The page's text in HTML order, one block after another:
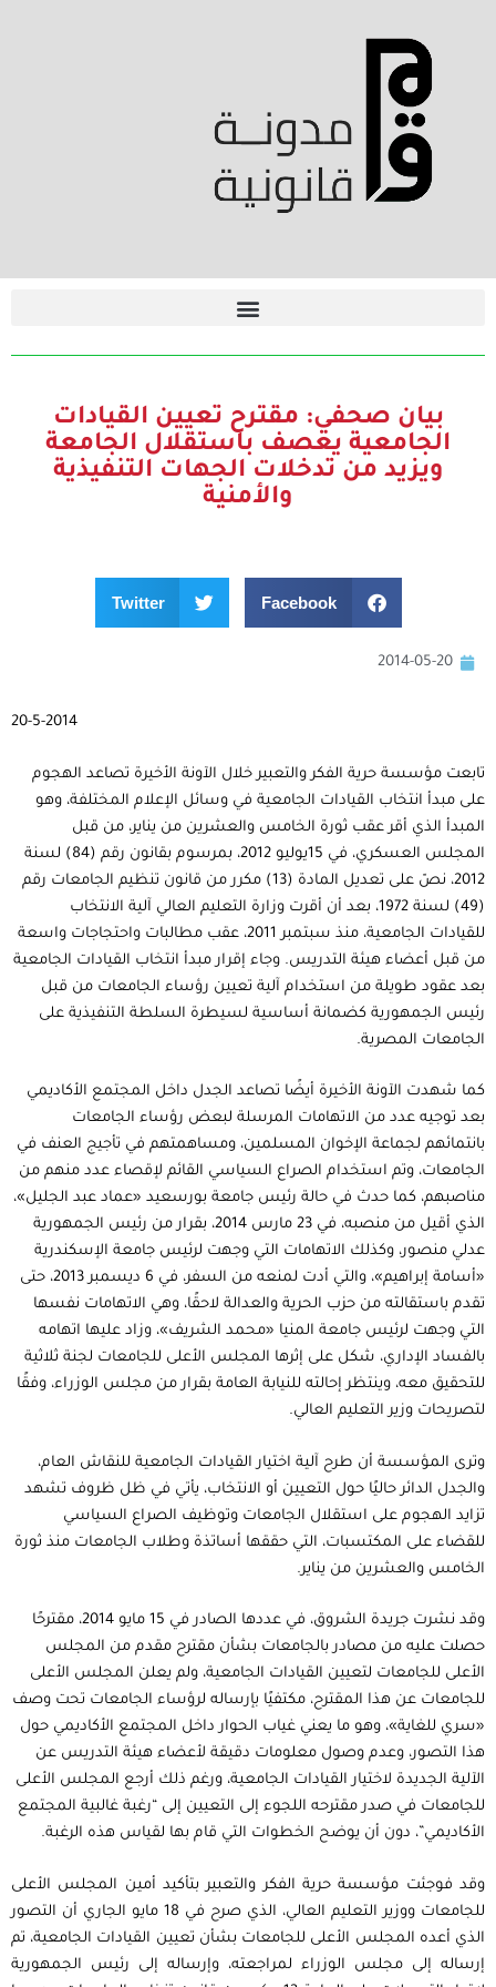
بيان صحفي: مقترح تعيين القيادات
الجامعية يعصف باستقلال الجامعة
ويزيد من تدخلات الجهات التنفيذية
والأمنية
Facebook
Twitter
2014-05-20
20-5-2014
تابعت مؤسسة حرية الفكر والتعبير خلال الآونة الأخيرة تصاعد الهجوم
على مبدأ انتخاب القيادات الجامعية في وسائل الإعلام المختلفة، وهو
المبدأ الذي أقر عقب ثورة الخامس والعشرين من يناير، من قبل
المجلس العسكري، في 15يوليو 2012، بمرسوم بقانون رقم (84) لسنة
2012، نصّ على تعديل المادة (13) مكرر من قانون تنظيم الجامعات رقم
(49) لسنة 1972، بعد أن أقرت وزارة التعليم العالي آلية الانتخاب
للقيادات الجامعية، منذ سبتمبر 2011، عقب مطالبات واحتجاجات واسعة
من قبل أعضاء هيئة التدريس. وجاء إقرار مبدأ انتخاب القيادات الجامعية
بعد عقود طويلة من استخدام آلية تعيين رؤساء الجامعات من قبل
رئيس الجمهورية كضمانة أساسية لسيطرة السلطة التنفيذية على
الجامعات المصرية.
كما شهدت الآونة الأخيرة أيضًا تصاعد الجدل داخل المجتمع الأكاديمي
بعد توجيه عدد من الاتهامات المرسلة لبعض رؤساء الجامعات
بانتمائهم لجماعة الإخوان المسلمين، ومساهمتهم في تأجيج العنف في
الجامعات، وتم استخدام الصراع السياسي القائم لإقصاء عدد منهم من
مناصبهم، كما حدث في حالة رئيس جامعة بورسعيد «عماد عبد الجليل»،
الذي أقيل من منصبه، في 23 مارس 2014، بقرار من رئيس الجمهورية
عدلي منصور، وكذلك الاتهامات التي وجهت لرئيس جامعة الإسكندرية
«أسامة إبراهيم»، والتي أدت لمنعه من السفر، في 6 ديسمبر 2013، حتى
تقدم باستقالته من حزب الحرية والعدالة لاحقًا، وهي الاتهامات نفسها
التي وجهت لرئيس جامعة المنيا «محمد الشريف»، وزاد عليها اتهامه
بالفساد الإداري، شكل على إثرها المجلس الأعلى للجامعات لجنة ثلاثية
للتحقيق معه، وينتظر إحالته للنيابة العامة بقرار من مجلس الوزراء، وفقًا
لتصريحات وزير التعليم العالي.
وترى المؤسسة أن طرح آلية اختيار القيادات الجامعية للنقاش العام،
والجدل الدائر حاليًا حول التعيين أو الانتخاب، يأتي في ظل ظروف تشهد
تزايد الهجوم على استقلال الجامعات وتوظيف الصراع السياسي
للقضاء على المكتسبات، التي حققها أساتذة وطلاب الجامعات منذ ثورة
الخامس والعشرين من يناير.
وقد نشرت جريدة الشروق، في عددها الصادر في 15 مايو 2014، مقترحًا
حصلت عليه من مصادر بالجامعات بشأن مقترح مقدم من المجلس
الأعلى للجامعات لتعيين القيادات الجامعية، ولم يعلن المجلس الأعلى
للجامعات عن هذا المقترح، مكتفيًا بإرساله لرؤساء الجامعات تحت وصف
«سري للغاية»، وهو ما يعني غياب الحوار داخل المجتمع الأكاديمي حول
هذا التصور، وعدم وصول معلومات دقيقة لأعضاء هيئة التدريس عن
الآلية الجديدة لاختيار القيادات الجامعية، ورغم ذلك أرجع المجلس الأعلى
للجامعات في صدر مقترحه اللجوء إلى التعيين إلى “رغبة غالبية المجتمع
الأكاديمي”، دون أن يوضح الخطوات التي قام بها لقياس هذه الرغبة.
وقد فوجئت مؤسسة حرية الفكر والتعبير بتأكيد أمين المجلس الأعلى
للجامعات ووزير التعليم العالي، الذي صرح في 18 مايو الجاري أن التصور
الذي أعده المجلس الأعلى للجامعات بشأن تعيين القيادات الجامعية، تم
إرساله إلى مجلس الوزراء لمراجعته، وإرساله إلى رئيس الجمهورية